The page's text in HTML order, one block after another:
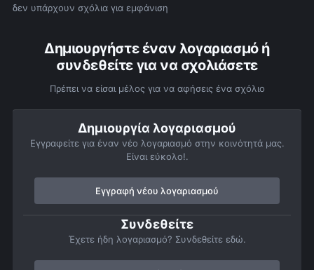
δεν υπάρχουν σχόλια για εμφάνιση
Δημιουργήστε έναν λογαριασμό ή
συνδεθείτε για να σχολιάσετε
Πρέπει να είσαι μέλος για να αφήσεις ένα σχόλιο
Δημιουργία λογαριασμού
Εγγραφείτε για έναν νέο λογαριασμό στην κοινότητά μας.
Είναι εύκολο!.
Εγγραφή νέου λογαριασμού
Συνδεθείτε
Έχετε ήδη λογαριασμό? Συνδεθείτε εδώ.